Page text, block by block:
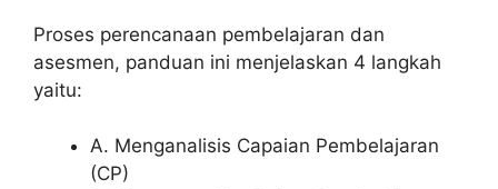
Proses perencanaan pembelajaran dan
asesmen, panduan ini menjelaskan 4 langkah
yaitu:
A. Menganalisis Capaian Pembelajaran
(CP)